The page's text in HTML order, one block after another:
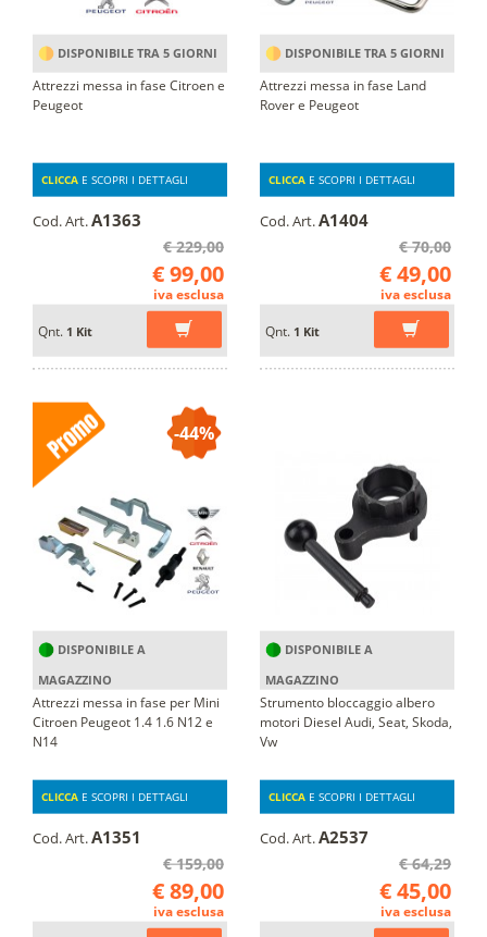
DISPONIBILE TRA 5 GIORNI
Attrezzi messa in fase Citroen e
Peugeot
CLICCA E SCOPRI I DETTAGLI
Cod. Art.A1363
€ 229,00
€ 99,00
iva esclusa
Qnt. 1 Kit
DISPONIBILE TRA 5 GIORNI
Attrezzi messa in fase Land
Rover e Peugeot
CLICCA E SCOPRI I DETTAGLI
Cod. Art.A1404
€ 70,00
€ 49,00
iva esclusa
Qnt. 1 Kit
-44%
DISPONIBILE A
MAGAZZINO
Attrezzi messa in fase per Mini
Citroen Peugeot 1.4 1.6 N12 e
N14
CLICCA E SCOPRI I DETTAGLI
Cod. Art.A1351
€ 159,00
€ 89,00
iva esclusa
DISPONIBILE A
MAGAZZINO
Strumento bloccaggio albero
motori Diesel Audi, Seat, Skoda,
Vw
CLICCA E SCOPRI I DETTAGLI
Cod. Art.A2537
€ 64,29
€ 45,00
iva esclusa